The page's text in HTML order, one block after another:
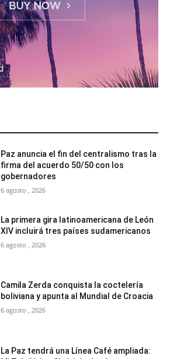
Paz anuncia el fin del centralismo tras la
firma del acuerdo 50/50 con los
gobernadores
6 agosto , 2026
La primera gira latinoamericana de León
XIV incluirá tres países sudamericanos
6 agosto , 2026
Camila Zerda conquista la coctelería
boliviana y apunta al Mundial de Croacia
6 agosto , 2026
La Paz tendrá una Línea Café ampliada: